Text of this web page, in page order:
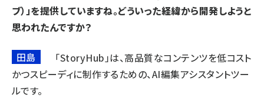
ブ）」を提供していますね。どういった経緯から開発しようと
思われたんですか？
田島 「StoryHub 」は、高品質なコンテンツを低コスト
かつスピーディに制作するための、AI編集アシスタントツー
ルです。